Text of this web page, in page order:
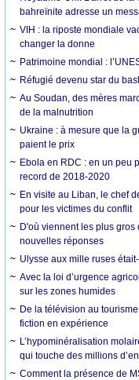
bahreïnite adresse un
VIH : la riposte mondiale
changer la donne
Patrimoine mondial :
Réfugié devenu star du
Au Soudan, des mères
de la malnutrition
Ukraine : à mesure que la
paient le prix
Ebola en RDC : en un peu
record de 2018-2020
En visite au Liban, le chef
pour les victimes du conflit
D'où viennent les plus
nouvelles réponses
Ulysse aux mille ruses
Avec la loi d’urgence
sur les zones humides
De la télévision au
fiction en expérience
L’hypominéralisation
qui touche des millions
Comment la présence de